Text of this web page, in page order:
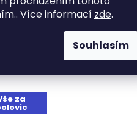
Více informací zde.
Souhlasím
za